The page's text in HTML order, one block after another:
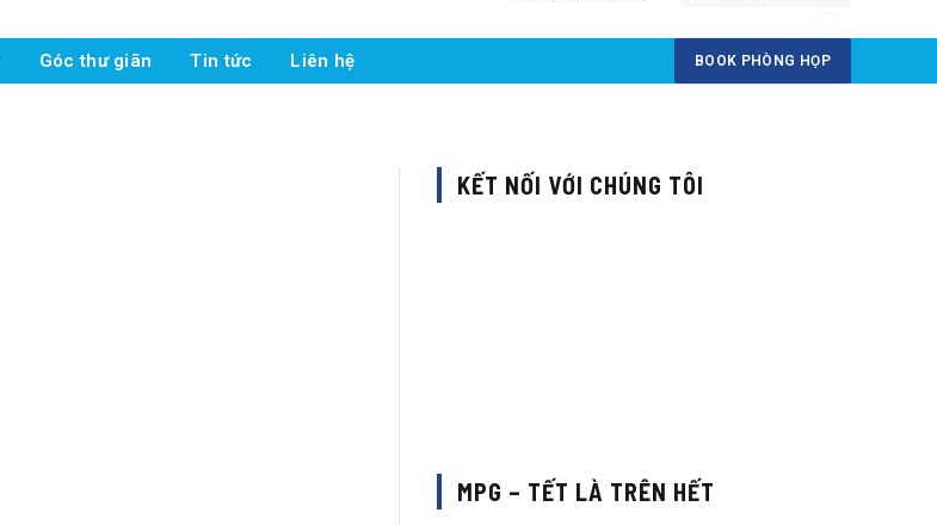
Góc thư giãn Tin tức Liên hệ BOOK PHÒNG HỌP
KẾT NỐI VỚI CHÚNG TÔI
MPG – TẾT LÀ TRÊN HẾT